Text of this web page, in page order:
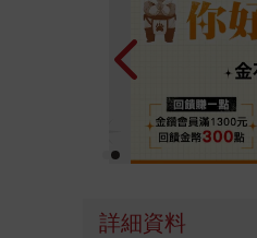
詳細資料